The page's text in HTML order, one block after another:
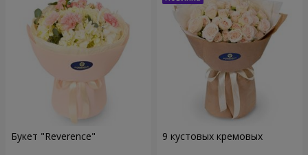
Букет "Reverence" 9 кустовых кремовых